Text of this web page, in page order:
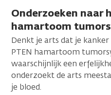
Onderzoeken naar
hamartoom
Denkt je arts dat je
PTEN hamartoom
waarschijnlijk een
onderzoekt de arts
je bloed.